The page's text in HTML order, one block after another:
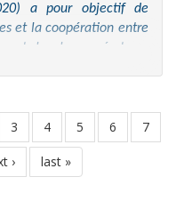
a pour objectif de
et la coopération entre
et locales, opérateurs
page
3 page
4 page
5 page
6 page
7
›
dernière
page
last »